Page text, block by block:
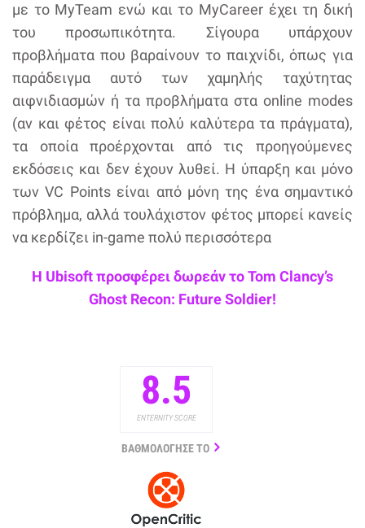
με το MyTeam ενώ και το MyCareer έχει τη δική
του προσωπικότητα. Σίγουρα υπάρχουν
προβλήματα που βαραίνουν το παιχνίδι, όπως για
παράδειγμα αυτό των χαμηλής ταχύτητας
αιφνιδιασμών ή τα προβλήματα στα online modes
(αν και φέτος είναι πολύ καλύτερα τα πράγματα),
τα οποία προέρχονται από τις προηγούμενες
εκδόσεις και δεν έχουν λυθεί. Η ύπαρξη και μόνο
των VC Points είναι από μόνη της ένα σημαντικό
πρόβλημα, αλλά τουλάχιστον φέτος μπορεί κανείς
να κερδίζει in-game πολύ περισσότερα
Η Ubisoft προσφέρει δωρεάν το Tom Clancy’s
Ghost Recon: Future Soldier!
8.5
ENTERNITY SCORE
ΒΑΘΜΟΛΟΓΗΣΕ ΤΟ